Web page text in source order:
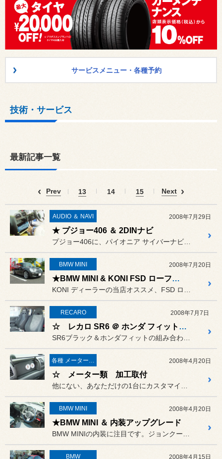
サービスメニュー・各種予約
技術・サービス
最新記事一覧
Prev 13 14 15 Next
AUDIO ＆ NAVI 2008年7月29日
★ プジョー406 ＆ 2DINナビ
BMW MINI 2008年7月20日
★BMW MINI & KONI FSD ローフォルムキット
RECARO 2008年7月7日
☆ レカロ SR6 ＠ ホンダ フィット GD1
2008年4月20日
☆ メーター類 加工取付
BMW MINI 2008年4月20日
★BMW MINI ＆ 内装アップグレード
BMW 2008年4月15日